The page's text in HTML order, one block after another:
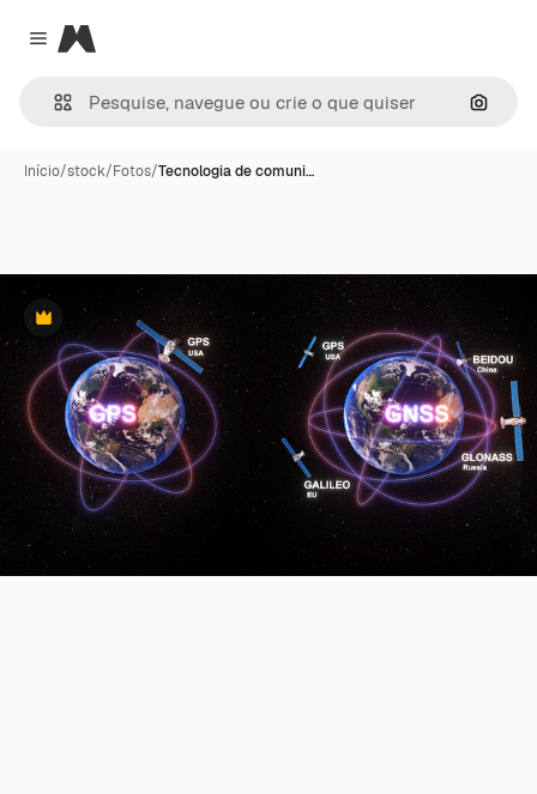
Close menu
Magnific
Início/stock/Fotos/Tecnologia de comuni…
Premium